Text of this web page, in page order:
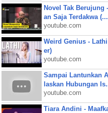
Novel Tak Berujung
an Saja Terdakwa (...
youtube.com
Weird Genius -
er)
youtube.com
Sampai Lantunkan
laskan Hubungan
youtube.com
Tiara Andini -